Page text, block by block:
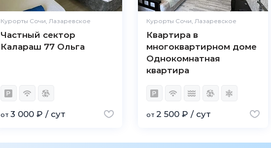
Курорты Сочи, Лазаревское
Частный сектор
Калараш 77 Ольга
от 3 000 ₽ / сут
Курорты Сочи, Лазаревское
Квартира в
многоквартирном доме
Однокомнатная
квартира
от 2 500 ₽ / сут